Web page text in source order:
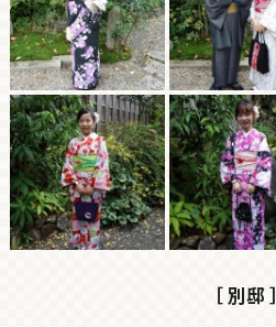
［ 別邸 ］